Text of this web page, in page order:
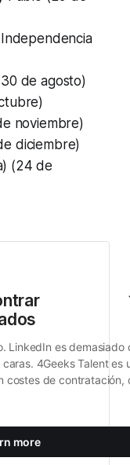
de agosto)
noviembre)
diciembre)
(24 de
LinkedIn es demasiado
4Geeks Talent es
costes de contratación,
more